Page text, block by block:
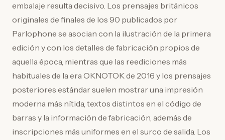
embalaje resulta decisivo. Los prensajes británicos
originales de finales de los 90 publicados por
Parlophone se asocian con la ilustración de la primera
edición y con los detalles de fabricación propios de
aquella época, mientras que las reediciones más
habituales de la era OKNOTOK de 2016 y los prensajes
posteriores estándar suelen mostrar una impresión
moderna más nítida, textos distintos en el código de
barras y la información de fabricación, además de
inscripciones más uniformes en el surco de salida. Los